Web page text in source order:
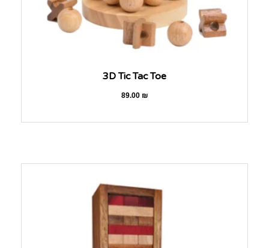
3D Tic Tac Toe
89.00₪